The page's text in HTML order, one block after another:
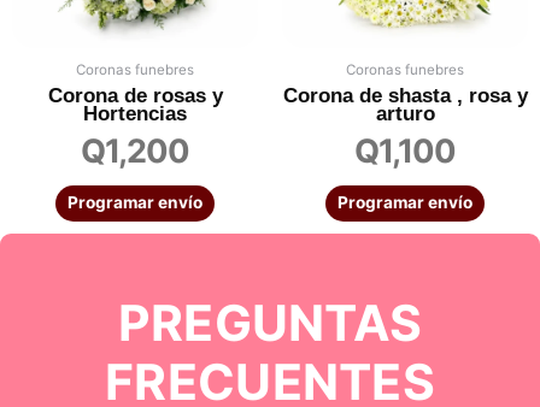
Coronas funebres
Corona de rosas y
Hortencias
Q1,200
Programar envío
Coronas funebres
Corona de shasta , rosa y
arturo
Q1,100
Programar envío
PREGUNTAS
FRECUENTES